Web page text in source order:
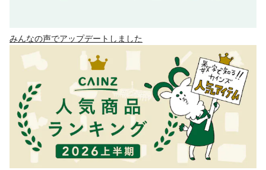
みんなの声でアップデートしました